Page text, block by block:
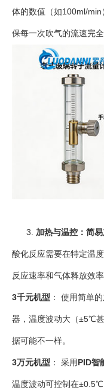
体的数值（如100ml/
保每一次吹气的流速完全
加热与温控：简
酸化反应需要在特定温
反应速率和气体释放效率
3千元机型 ： 使用简单
器，温度波动大（±5℃
据可能不一样。
3万元机型 ： 采用PID智
温度波动可控制在±0.5℃